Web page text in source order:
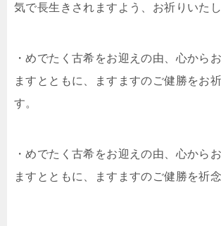
気で長生きされますよう、お祈りいたし
・めでたく古希をお迎えの由、心から
ますとともに、ますますのご健勝をお
す。
・めでたく古希をお迎えの由、心から
ますとともに、ますますのご健勝を祈